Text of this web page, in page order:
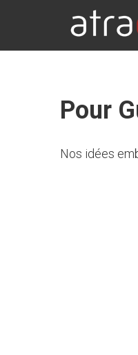
ATRACTIV
Pour
Nos idées